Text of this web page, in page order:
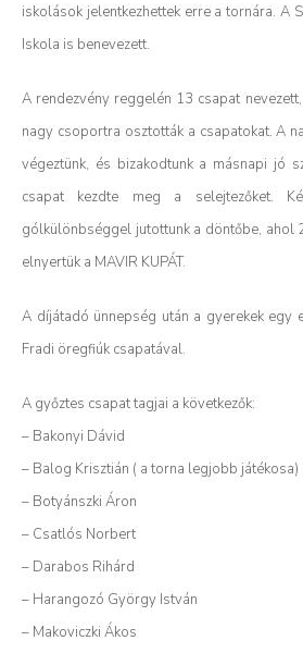
iskolások jelentkezhettek erre a tornára. A
Iskola is benevezett.
A rendezvény reggelén 13 csapat
nagy csoportra osztották a csapatokat. A
végeztünk, és bizakodtunk a másnapi jó
csapat kezdte meg a selejtezőket.
gólkülönbséggel jutottunk a döntőbe, ahol
elnyertük a MAVIR KUPÁT.
A díjátadó ünnepség után a gyerekek egy
Fradi öregfiúk csapatával.
A győztes csapat tagjai a következők:
– Bakonyi Dávid
– Balog Krisztián ( a torna legjobb játékosa)
– Botyánszki Áron
– Csatlós Norbert
– Darabos Rihárd
– Harangozó György István
– Makoviczki Ákos